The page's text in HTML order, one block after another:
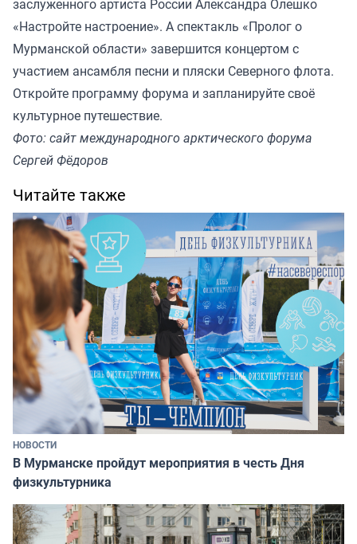
заслуженного артиста России Александра Олешко
«Настройте настроение». А спектакль «Пролог о
Мурманской области» завершится концертом с
участием ансамбля песни и пляски Северного флота.
Откройте программуфорума и запланируйте своё
культурное путешествие.
Фото: сайт международного арктического форума
Сергей Фёдоров
Читайте также
НОВОСТИ
В Мурманске пройдут мероприятия в честь Дня
физкультурника